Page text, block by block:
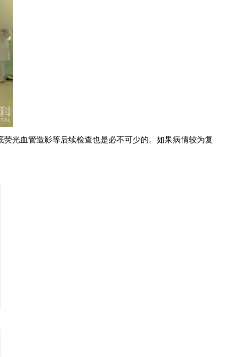
光血管造影等后续检查也是必不可少的。如果病情较为复